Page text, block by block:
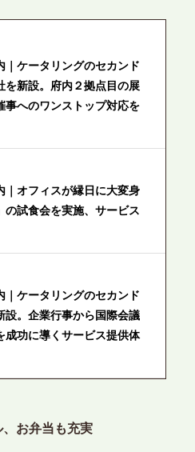
｜ケータリングのセカンド
を新設。府内２拠点目の展
事へのワンストップ対応を
｜オフィスが縁日に大変身
の試食会を実施、サービス
｜ケータリングのセカンド
設。企業行事から国際会議
成功に導くサービス提供体
｜ケータリングのセカンド
に支社を新設。都内３拠点
、お弁当も充実